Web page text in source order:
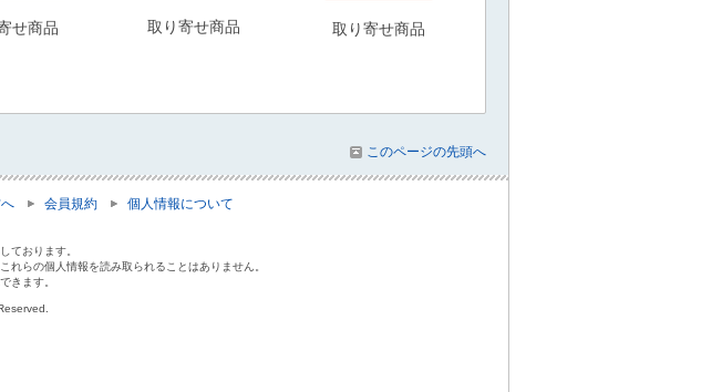
せ商品 取り寄せ商品 取り寄せ商品
このページの先頭へ
会員規約 個人情報について
ております。
らの個人情報を読み取られることはありません。
きます。